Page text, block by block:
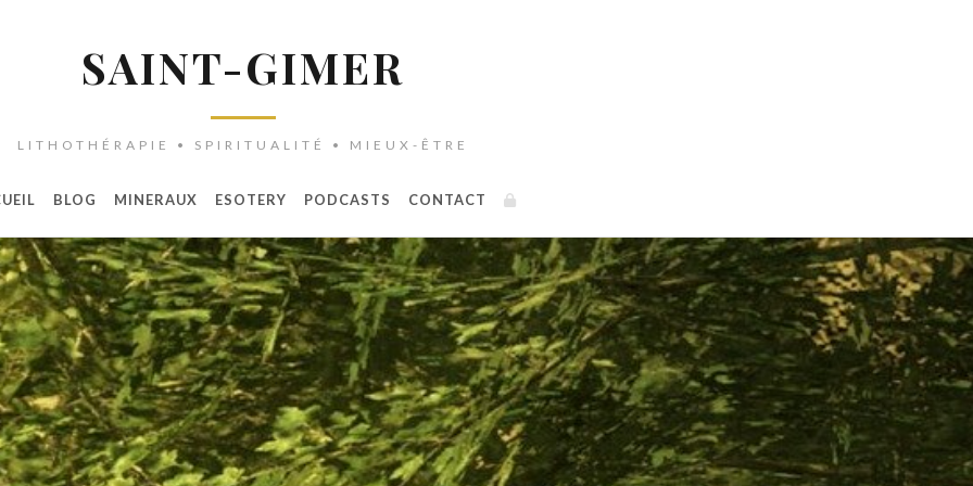
SAINT-GIMER
LITHOTHÉRAPIE • SPIRITUALITÉ • MIEUX-ÊTRE
BLOG MINERAUX ESOTERY PODCASTS CONTACT